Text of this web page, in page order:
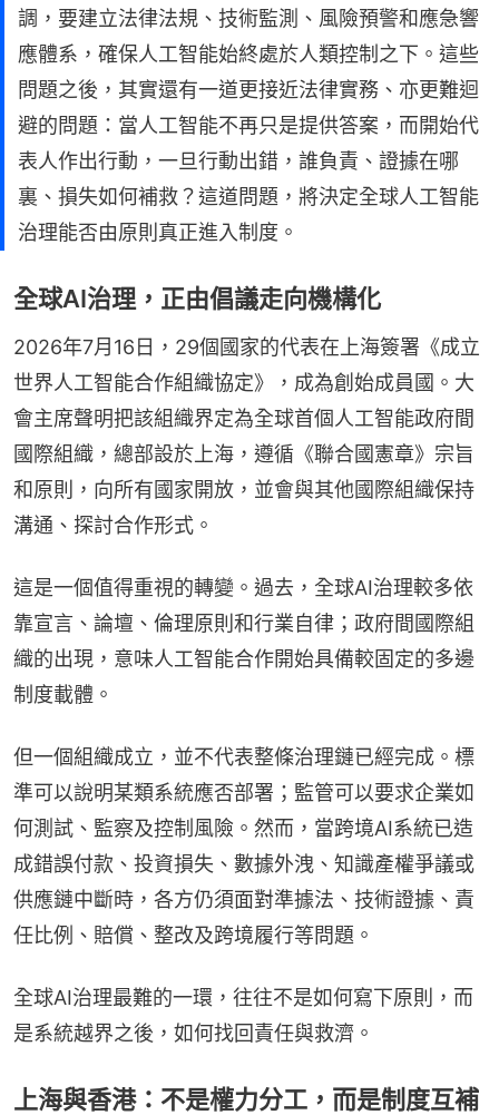
調，要建立法律法規、技術監測、風險預警和應急響
應體系，確保人工智能始終處於人類控制之下。這些
問題之後，其實還有一道更接近法律實務、亦更難迴
避的問題：當人工智能不再只是提供答案，而開始代
表人作出行動，一旦行動出錯，誰負責、證據在哪
裏、損失如何補救？這道問題，將決定全球人工智能
治理能否由原則真正進入制度。
全球AI治理，正由倡議走向機構化
2026年7月16日，29個國家的代表在上海簽署《成立
世界人工智能合作組織協定》，成為創始成員國。大
會主席聲明把該組織界定為全球首個人工智能政府間
國際組織，總部設於上海，遵循《聯合國憲章》宗旨
和原則，向所有國家開放，並會與其他國際組織保持
溝通、探討合作形式。
這是一個值得重視的轉變。過去，全球AI治理較多依
靠宣言、論壇、倫理原則和行業自律；政府間國際組
織的出現，意味人工智能合作開始具備較固定的多邊
制度載體。
但一個組織成立，並不代表整條治理鏈已經完成。標
準可以說明某類系統應否部署；監管可以要求企業如
何測試、監察及控制風險。然而，當跨境AI系統已造
成錯誤付款、投資損失、數據外洩、知識產權爭議或
供應鏈中斷時，各方仍須面對準據法、技術證據、責
任比例、賠償、整改及跨境履行等問題。
全球AI治理最難的一環，往往不是如何寫下原則，而
是系統越界之後，如何找回責任與救濟。
上海與香港：不是權力分工，而是制度互補